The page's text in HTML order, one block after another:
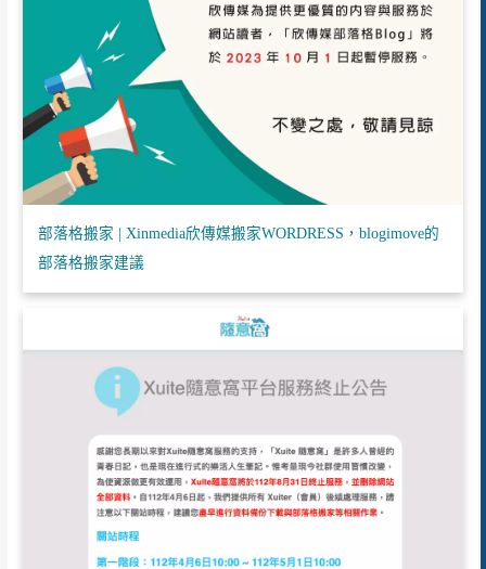
部落格搬家 | Xinmedia欣傳媒搬家WORDRESS，blogimove的
部落格搬家建議